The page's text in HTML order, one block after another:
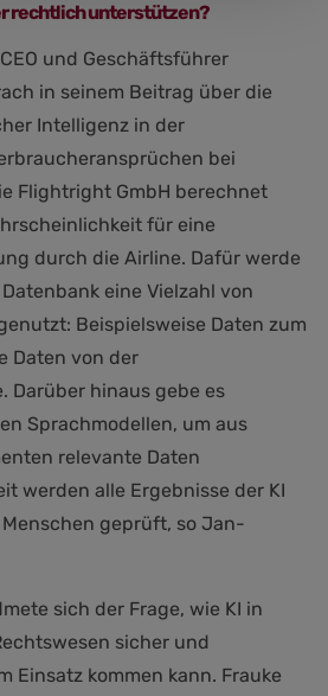
rechtlich unterstützen?
und Geschäftsführer
in seinem Beitrag über die
Intelligenz in der
bei
Flightright GmbH berechnet
für eine
durch die Airline. Dafür werde
eine Vielzahl von
Beispielsweise Daten zum
Daten von der
Darüber hinaus gebe es
Sprachmodellen, um aus
relevante Daten
werden alle Ergebnisse der KI
geprüft, so Jan-
sich der Frage, wie KI in
sicher und
Einsatz kommen kann. Frauke